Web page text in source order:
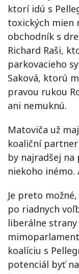
ktorí idú s
toxických mien
obchodník s
Richard Raši,
parkovacieho
Saková, ktorú
pravou rukou
ani nemuknú.
Matoviča už
koaliční
by najradšej
niekoho inémo.
Je preto
po riadnych
liberálne
koalíciu s
potenciál byť